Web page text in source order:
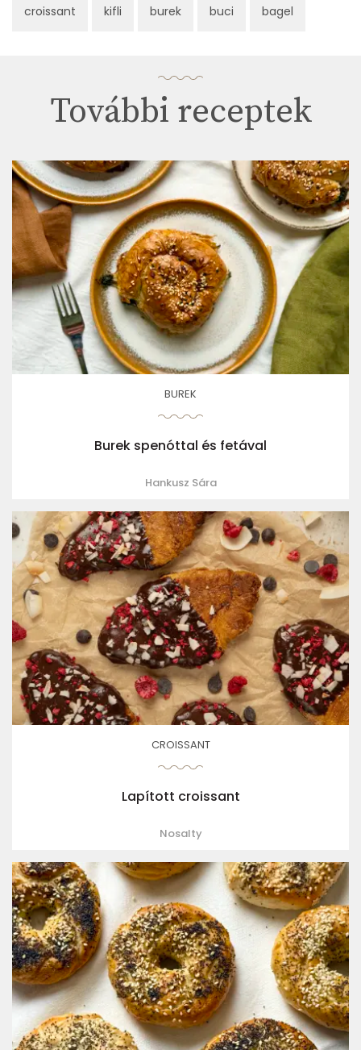
croissant kifli burek buci bagel
További receptek
BUREK
Burek spenóttal és fetával
Hankusz Sára
CROISSANT
Lapított croissant
Nosalty